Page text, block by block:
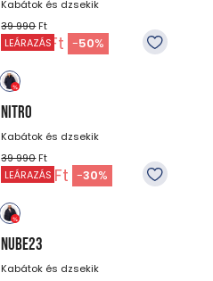
Kabátok és dzsekik
39 990Ft
19 990Ft -50%
LEÁRAZÁS
NITRO
Kabátok és dzsekik
39 990Ft
27 990 Ft -30%
LEÁRAZÁS
NUBE23
Kabátok és dzsekik